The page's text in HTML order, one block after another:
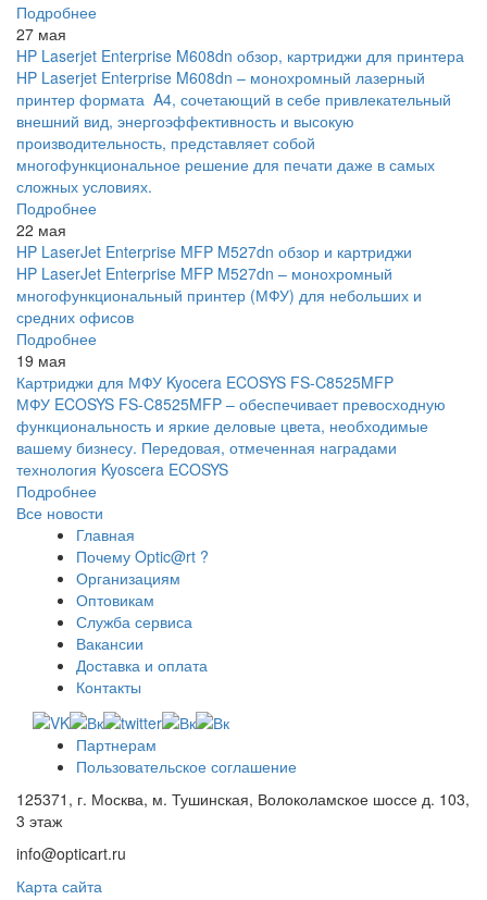
Подробнее
27 мая
HP Laserjet Enterprise M608dn обзор, картриджи для принтера
HP Laserjet Enterprise M608dn – монохромный лазерный
принтер формата A4, сочетающий в себе привлекательный
внешний вид, энергоэффективность и высокую
производительность, представляет собой
многофункциональное решение для печати даже в самых
сложных условиях.
Подробнее
22 мая
HP LaserJet Enterprise MFP M527dn обзор и картриджи
HP LaserJet Enterprise MFP M527dn – монохромный
многофункциональный принтер (МФУ) для небольших и
средних офисов
Подробнее
19 мая
Картриджи для МФУ Kyocera ECOSYS FS-C8525MFP
МФУ ECOSYS FS-C8525MFP – обеспечивает превосходную
функциональность и яркие деловые цвета, необходимые
вашему бизнесу. Передовая, отмеченная наградами
технология Kyoscera ECOSYS
Подробнее
Все новости
Главная
Почему Optic@rt ?
Организациям
Оптовикам
Служба сервиса
Вакансии
Доставка и оплата
Контакты
Партнерам
Пользовательское соглашение
125371, г. Москва, м. Тушинская, Волоколамское шоссе д. 103,
3 этаж
info@opticart.ru
Карта сайта